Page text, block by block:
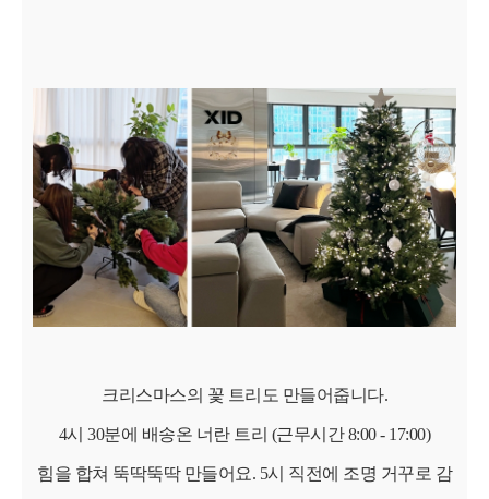
크리스마스의 꽃 트리도 만들어줍니다.
4시 30분에 배송온 너란 트리 (근무시간 8:00 - 17:00)
힘을 합쳐 뚝딱뚝딱 만들어요. 5시 직전에 조명 거꾸로 감